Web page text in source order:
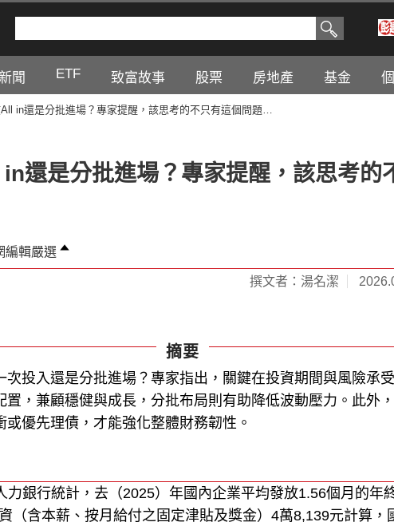
聞 ETF 致富故事 股票 房地產 基金
in還是分批進場？專家提醒，該思考的不只有這個問題…
還是分批進場？專家提醒，該思考的
編輯嚴選
撰文者：湯名潔
摘要
次投入還是分批進場？專家指出，關鍵在投資期間與風險承
置，兼顧穩健與成長，分批布局則有助降低波動壓力。此外
優先理債，才能強化整體財務韌性。
力銀行統計，去（2025）年國內企業平均發放1.56個月的年
（含本薪、按月給付之固定津貼及獎金）4萬8,139元計算，